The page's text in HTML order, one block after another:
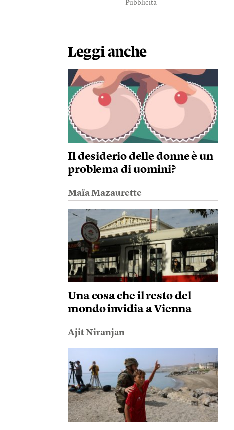
Pubblicità
Leggi anche
Il desiderio delle donne è un
problema di uomini?
Maïa Mazaurette
Una cosa che il resto del
mondo invidia a Vienna
Ajit Niranjan